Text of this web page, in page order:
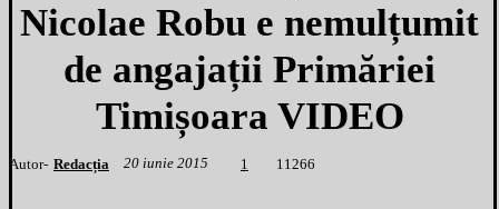
Nicolae Robu e nemulțumit
de angajații Primăriei
Timișoara VIDEO
Autor- Redacția 20 iunie 2015 1 1 1266